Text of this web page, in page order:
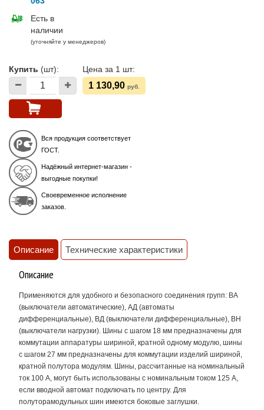
Есть в
наличии
(уточняйте у менеджеров)
Купить (шт): Цена за 1 шт:
1 130,90 руб.
Вся продукция соответствует
ГОСТ.
Надёжный интернет-магазин -
выгодные покупки!
Своевременное исполнение
заказов.
Описание Технические характеристики
Описание
Применяются для удобного и безопасного соединения групп: ВА
(выключатели автоматические), АД (автоматы
дифференциальные), ВД (выключатели дифференциальные), ВН
(выключатели нагрузки). Шины с шагом 18 мм предназначены для
коммутации аппаратуры шириной, кратной одному модулю, шины
с шагом 27 мм предназначены для коммутации изделий шириной,
кратной полутора модулям. Шины, рассчитанные на номинальный
ток 100 А, могут быть использованы с номинальным током 125 А,
если вводной автомат подключать по центру. Для
полуторамодульных шин имеются боковые заглушки.